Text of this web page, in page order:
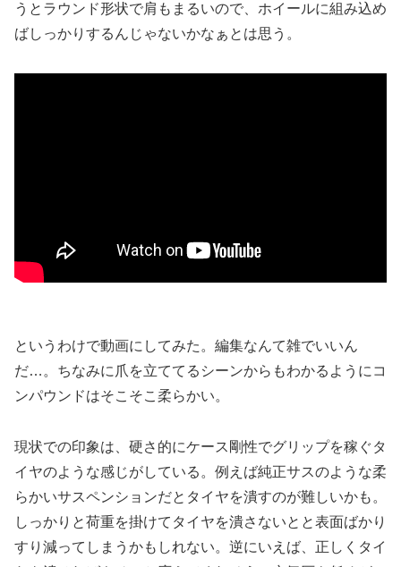
うとラウンド形状で肩もまるいので、ホイールに組み込め
ばしっかりするんじゃないかなぁとは思う。
というわけで動画にしてみた。編集なんて雑でいいん
だ…。ちなみに爪を立ててるシーンからもわかるようにコ
ンパウンドはそこそこ柔らかい。
現状での印象は、硬さ的にケース剛性でグリップを稼ぐタ
イヤのような感じがしている。例えば純正サスのような柔
らかいサスペンションだとタイヤを潰すのが難しいかも。
しっかりと荷重を掛けてタイヤを潰さないとと表面ばかり
すり減ってしまうかもしれない。逆にいえば、正しくタイ